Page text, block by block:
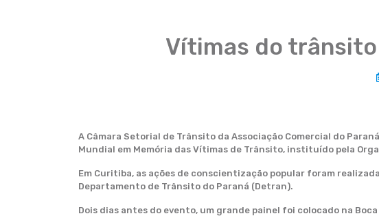
Vítimas do
A Câmara Setorial de Trânsito da Associação Comercial do
Mundial em Memória das Vítimas de Trânsito, instituído pela
Em Curitiba, as ações de conscientização popular foram
Departamento de Trânsito do Paraná (Detran).
Dois dias antes do evento, um grande painel foi colocado na